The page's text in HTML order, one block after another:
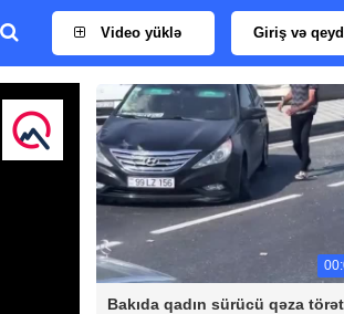
Video yüklə Giriş və
Bakıda qadın sürücü qəza